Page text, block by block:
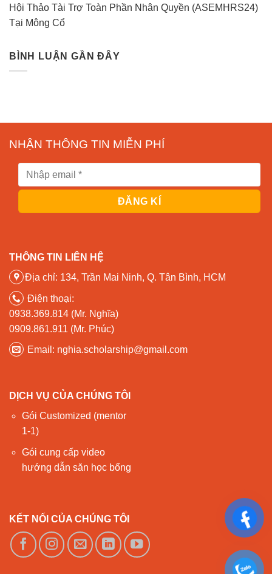
Hội Thảo Tài Trợ Toàn Phần Nhân Quyền (ASEMHRS24)
Tại Mông Cổ
BÌNH LUẬN GẦN ĐÂY
NHẬN THÔNG TIN MIỄN PHÍ
THÔNG TIN LIÊN HỆ
Địa chỉ: 134, Trần Mai Ninh, Q. Tân Bình, HCM
Điện thoại:
0938.369.814 (Mr. Nghĩa)
0909.861.911 (Mr. Phúc)
Email: nghia.scholarship@gmail.com
DỊCH VỤ CỦA CHÚNG TÔI
Gói Customized (mentor
1-1)
Gói cung cấp video
hướng dẫn săn học bổng
KẾT NỐI CỦA CHÚNG TÔI